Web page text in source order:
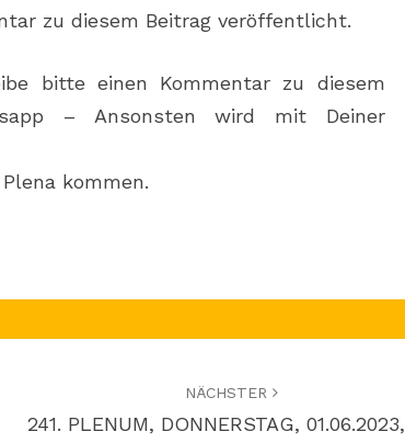
zu diesem Beitrag veröffentlicht.
bitte einen Kommentar zu diesem
– Ansonsten wird mit Deiner
kommen.
NÄCHSTER
241. PLENUM, DONNERSTAG,